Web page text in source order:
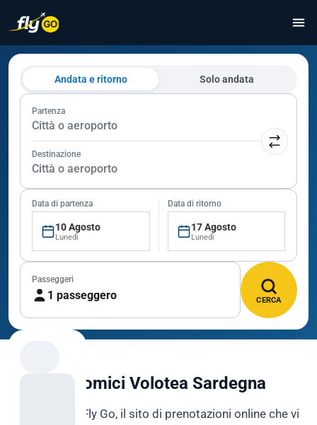
Andata e ritorno Solo andata
Partenza
Città o aeroporto
Destinazione
Città o aeroporto
Data di partenza
10 Agosto
Lunedì
Data di ritorno
17 Agosto
Lunedì
Passeggeri
1 passeggero CERCA
Voli Economici Volotea Sardegna
Benvenuti su Fly Go, il sito di prenotazioni online che vi